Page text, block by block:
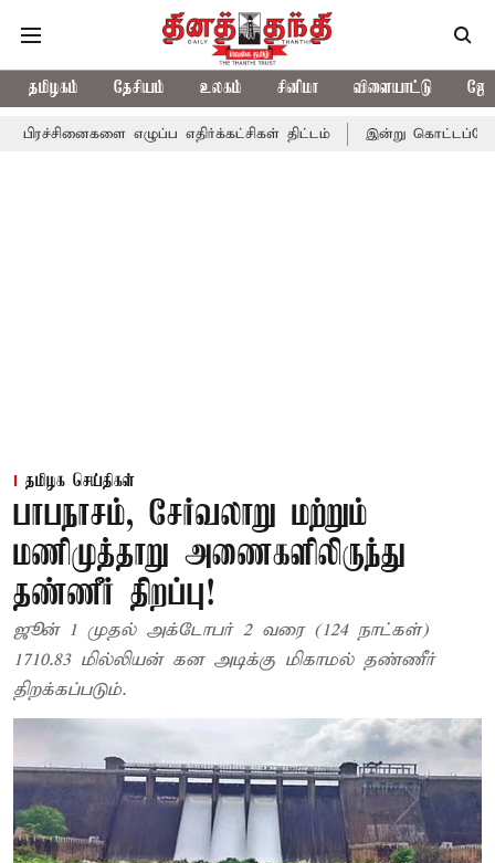
தமிழகம் தேசியம் உலகம் சினிமா விளையாட்டு
எழுப்ப எதிர்க்கட்சிகள் திட்டம் இன்று கொட்டப்போகும்
தமிழக செய்திகள்
பாபநாசம், சேர்வலாறு மற்றும்
மணிமுத்தாறு அணைகளிலிருந்து
தண்ணீர் திறப்பு!
ஜூன் 1 முதல் அக்டோபர் 2 வரை (124 நாட்கள்)
1710.83 மில்லியன் கன அடிக்கு மிகாமல் தண்ணீர்
திறக்கப்படும்.